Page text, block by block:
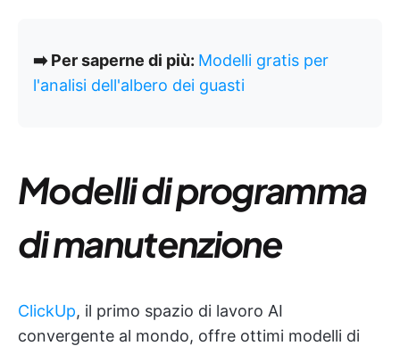
➡️ Per saperne di più: Modelli gratis per
l'analisi dell'albero dei guasti
Modelli di programma
di manutenzione
ClickUp, il primo spazio di lavoro AI
convergente al mondo, offre ottimi modelli di